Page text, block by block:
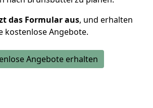
das Formular aus, und erhalten
kostenlose Angebote.
Angebote erhalten